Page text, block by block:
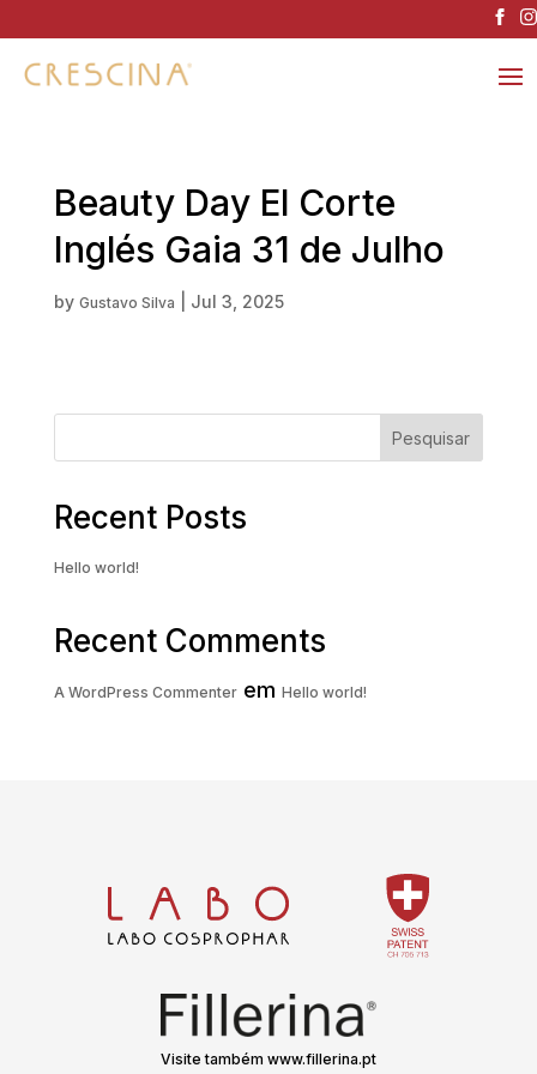
Beauty Day El Corte
Inglés Gaia 31 de Julho
by Gustavo Silva Jul 3, 2025
Pesquisar
Recent Posts
Hello world!
Recent Comments
A WordPress Commenterem Hello world!
Visite também www.fillerina.pt